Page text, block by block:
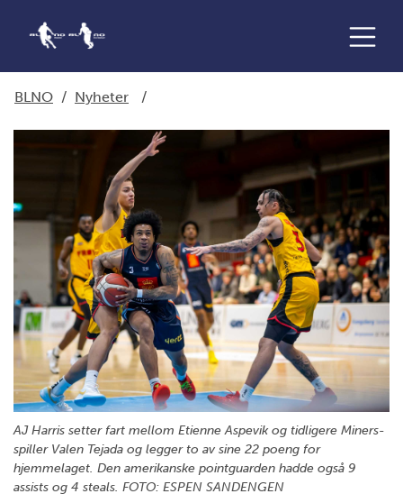
BLNO / Nyheter /
AJ Harris setter fart mellom Etienne Aspevik og tidligere Miners-
spiller Valen Tejada og legger to av sine 22 poeng for
hjemmelaget. Den amerikanske pointguarden hadde også 9
assists og 4 steals. FOTO: ESPEN SANDENGEN